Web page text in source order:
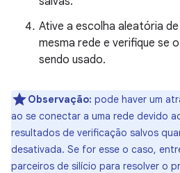
Ative a escolha aleatória
mesma rede e verifique se
sendo usado.
Observação: pode haver um
ao se conectar a uma rede devido
resultados de verificação salvos
desativada. Se for esse o caso,
parceiros de silício para resolver o